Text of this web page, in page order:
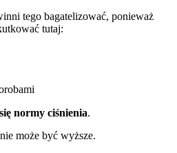
tego bagatelizować, ponieważ
tutaj:
normy ciśnienia.
może być wyższe.